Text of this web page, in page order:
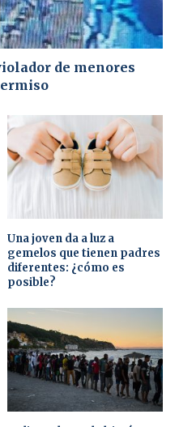
de menores
Una joven da a luz a
gemelos que tienen padres
diferentes: ¿cómo es
posible?